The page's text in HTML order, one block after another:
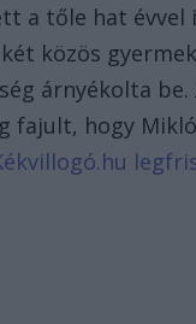
a tőle hat évvel
közös
árnyékolta
fajult, hogy